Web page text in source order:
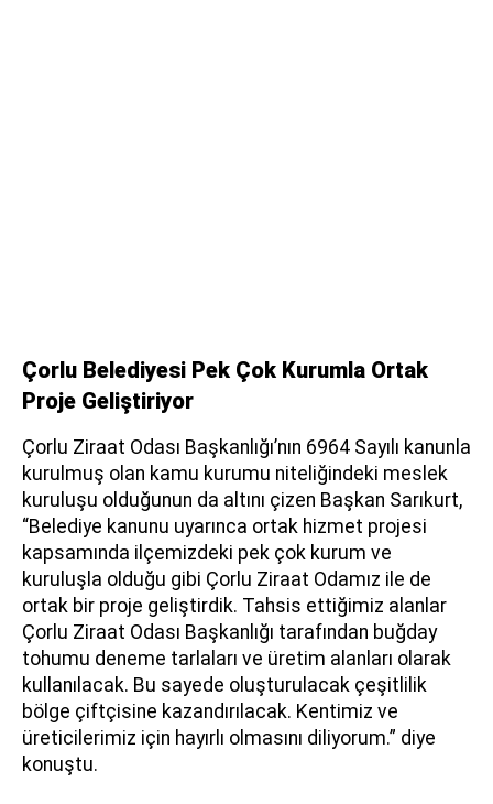
Çorlu Belediyesi Pek Çok Kurumla Ortak
Proje Geliştiriyor
Çorlu Ziraat Odası Başkanlığı’nın 6964 Sayılı kanunla
kurulmuş olan kamu kurumu niteliğindeki meslek
kuruluşu olduğunun da altını çizen Başkan Sarıkurt,
“Belediye kanunu uyarınca ortak hizmet projesi
kapsamında ilçemizdeki pek çok kurum ve
kuruluşla olduğu gibi Çorlu Ziraat Odamız ile de
ortak bir proje geliştirdik. Tahsis ettiğimiz alanlar
Çorlu Ziraat Odası Başkanlığı tarafından buğday
tohumu deneme tarlaları ve üretim alanları olarak
kullanılacak. Bu sayede oluşturulacak çeşitlilik
bölge çiftçisine kazandırılacak. Kentimiz ve
üreticilerimiz için hayırlı olmasını diliyorum.” diye
konuştu.